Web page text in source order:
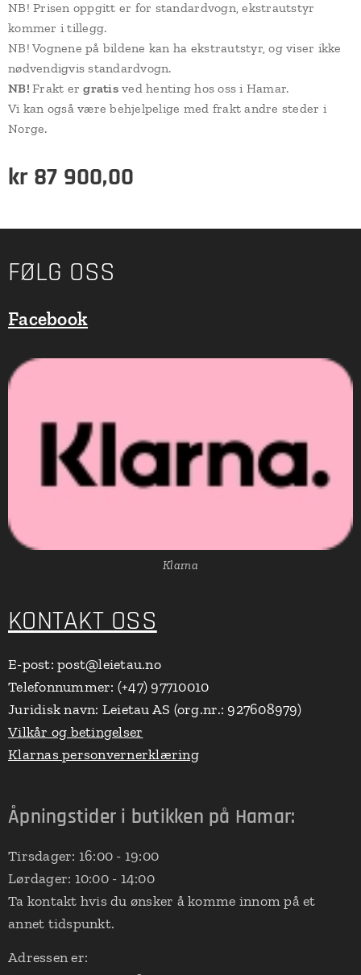
NB! Prisen oppgitt er for standardvogn, ekstrautstyr
kommer i tillegg.
NB! Vognene på bildene kan ha ekstrautstyr, og viser ikke
nødvendigvis standardvogn.
NB! Frakt ergratisved henting hos oss i Hamar.
Vi kan også være behjelpelige med frakt andre steder i
Norge.
kr 87 900,00
FØLG OSS
Facebook
Klarna
KONTAKT OSS
E-post: post@leietau.no
Telefonnummer: (+47) 97710010
Juridisk navn: Leietau AS (org.nr.: 927608979)
Vilkår og betingelser
Klarnas personvernerklæring
Åpningstider i butikken på Hamar:
Tirsdager: 16:00 - 19:00
Lørdager: 10:00 - 14:00
Ta kontakt hvis du ønsker å komme innom på et
annet tidspunkt.
Adressen er: